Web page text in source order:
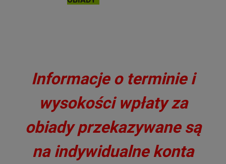
Informacje o terminie i
wysokości wpłaty za
obiady przekazywane są
na indywidualne konta